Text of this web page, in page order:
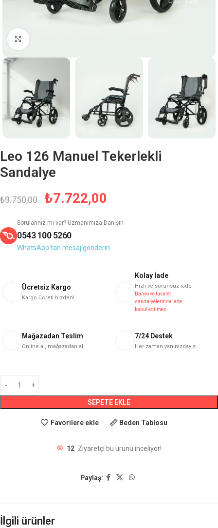
Büyütmek için tıklayın
Leo 126 Manuel Tekerlekli
Sandalye
₺9.750,00 ₺7.722,00
Sorularınız mı var? Uzmanımıza Danışın
0543 100 5260
WhatsApp'tan mesaj gönderin.
Ücretsiz Kargo
Kargo ücreti bizden!
Kolay İade
Hızlı ve sorunsuz iade
Banyo ve tuvalet
sandalyelerinde iade
kabul edilmez
Mağazadan Teslim
Online al, mağazadan al
7/24 Destek
Her zaman yanınızdayız
SEPETE EKLE
Favorilere ekle Beden Tablosu
12 Ziyaretçi bu ürünü inceliyor!
Paylaş:
İlgili ürünler